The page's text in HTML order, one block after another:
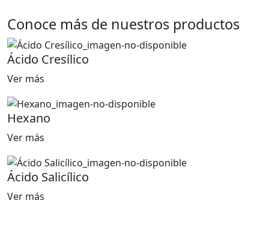
Conoce más de nuestros productos
Ácido Cresílico
Ver más
Hexano
Ver más
Ácido Salicílico
Ver más